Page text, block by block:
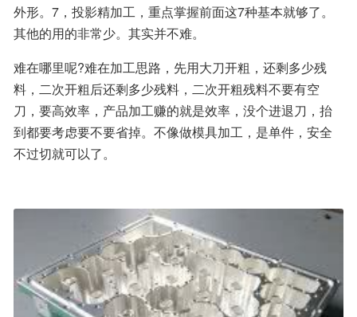
外形。7，投影精加工，重点掌握前面这7种基本就够了。
其他的用的非常少。其实并不难。
难在哪里呢?难在加工思路，先用大刀开粗，还剩多少残
料，二次开粗后还剩多少残料，二次开粗残料不要有空
刀，要高效率，产品加工赚的就是效率，没个进退刀，抬
到都要考虑要不要省掉。不像做模具加工，是单件，安全
不过切就可以了。